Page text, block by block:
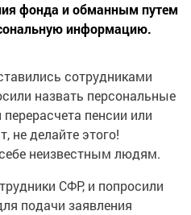
фонда и обманным путем
информацию.
сотрудниками
назвать персональные
пенсии или
не делайте этого!
неизвестным людям.
СФР, и попросили
подачи заявления